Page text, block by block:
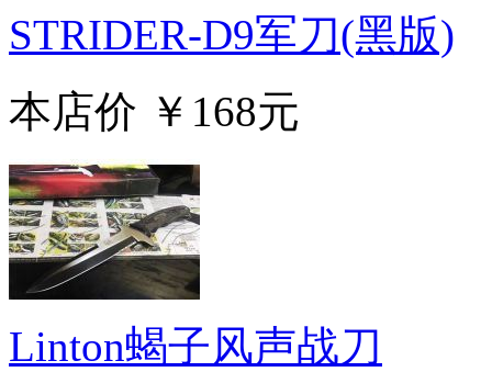
STRIDER-D9军刀(黑版)
本店价 ￥168元
Linton蝎子风声战刀